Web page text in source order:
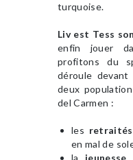
turquoise.
Liv est Tess
enfin jouer
profitons du
déroule
deux
del Carmen :
les retraités
en mal de
la jeunesse